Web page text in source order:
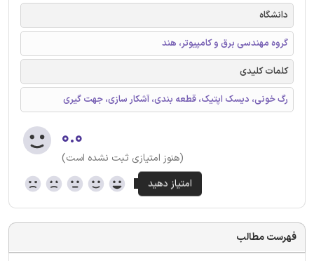
دانشگاه
گروه مهندسی برق و کامپیوتر، هند
کلمات کلیدی
رگ خونی، دیسک اپتیک، قطعه بندی، آشکار سازی، جهت گیری
۰.۰
(هنوز امتیازی ثبت نشده است)
فهرست مطالب